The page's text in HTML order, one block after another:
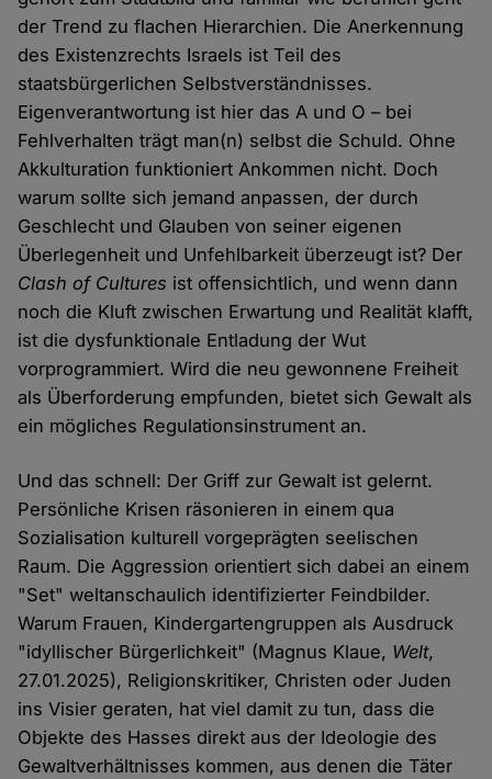
der Trend zu flachen Hierarchien. Die Anerkennung
des Existenzrechts Israels ist Teil des
staatsbürgerlichen Selbstverständnisses.
Eigenverantwortung ist hier das A und O – bei
Fehlverhalten trägt man(n) selbst die Schuld. Ohne
Akkulturation funktioniert Ankommen nicht. Doch
warum sollte sich jemand anpassen, der durch
Geschlecht und Glauben von seiner eigenen
Überlegenheit und Unfehlbarkeit überzeugt ist? Der
Clash of Cultures ist offensichtlich, und wenn dann
noch die Kluft zwischen Erwartung und Realität klafft,
ist die dysfunktionale Entladung der Wut
vorprogrammiert. Wird die neu gewonnene Freiheit
als Überforderung empfunden, bietet sich Gewalt als
ein mögliches Regulationsinstrument an.
Und das schnell: Der Griff zur Gewalt ist gelernt.
Persönliche Krisen räsonieren in einem qua
Sozialisation kulturell vorgeprägten seelischen
Raum. Die Aggression orientiert sich dabei an einem
"Set" weltanschaulich identifizierter Feindbilder.
Warum Frauen, Kindergartengruppen als Ausdruck
"idyllischer Bürgerlichkeit" (Magnus Klaue, Welt,
27.01.2025), Religionskritiker, Christen oder Juden
ins Visier geraten, hat viel damit zu tun, dass die
Objekte des Hasses direkt aus der Ideologie des
Gewaltverhältnisses kommen, aus denen die Täter